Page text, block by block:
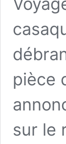
pièce
sur le